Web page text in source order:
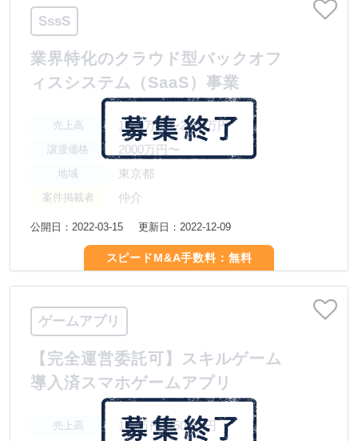
SssS
業界特化のクラウド型バックオフ
ィスシステム（SaaS）事業
売上高 1000万円〜2000万円
譲渡価格 2000万円〜
地域 東京都
案件掲載者 仲介
公開日：2022-03-15 更新日：2022-12-09
スピードM&A手数料：無料
ゲームアプリ
【完全運営委託可】スキルゲーム
導入済スマホゲームアプリ
売上高 100万円〜500万円